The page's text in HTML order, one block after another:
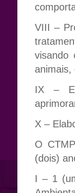
VIII –
visando
animais,
IX –
X –
O
(dois)
I – 1